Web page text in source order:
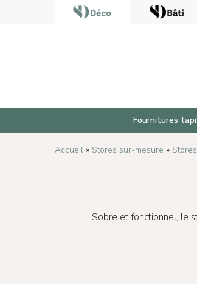
Fournitures
Accueil » Stores sur-mesure »
Sobre et fonctionnel, le